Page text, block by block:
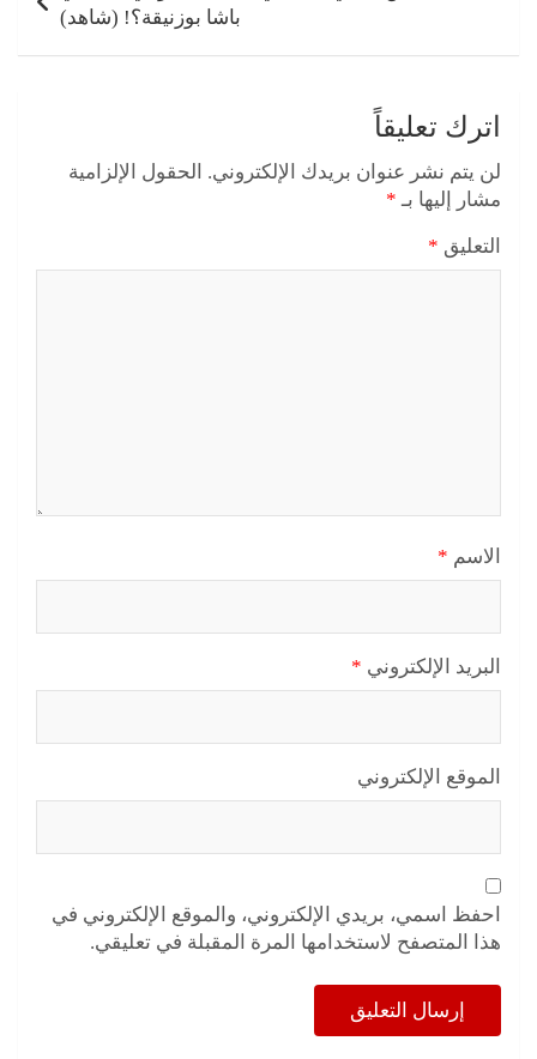
باشا بوزنيقة؟! (شاهد)
اترك تعليقاً
لن يتم نشر عنوان بريدك الإلكتروني. الحقول الإلزامية
مشار إليها بـ *
التعليق *
الاسم *
البريد الإلكتروني *
الموقع الإلكتروني
احفظ اسمي، بريدي الإلكتروني، والموقع الإلكتروني في
هذا المتصفح لاستخدامها المرة المقبلة في تعليقي.